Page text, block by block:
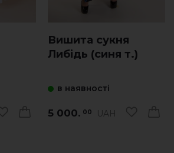
Вишита сукня
Либідь (синя т.)
в наявності
5 000. 00 UAH